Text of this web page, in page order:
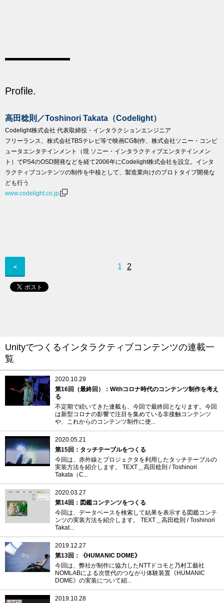
Profile.
高田稔則／Toshinori Takata（Codelight）
Codelight株式会社 代表取締役・インタラクションエンジニア
フリーランス、株式会社TBSテレビ等で映画CG制作、株式会社ソニー・コンピ
ュータエンタテインメント（現 ソニー・インタラクティブエンタテインメン
ト）でPS4のOSD開発などを経て2006年にCodelight株式会社を設立。インタ
ラクティブコンテンツの制作を中核として、製造業向けのプロトタイプ開発な
ども行う
www.codelight.co.jp
＜ 1 2
Unityでつくるインタラクティブコンテンツの連載一
覧
2020.10.29
第16回（最終回）：Withコロナ時代のコンテンツ制作を考え
る
不定期で続いてきた連載も、今回で最終回となります。今回
は新型コロナの影響で注目を集めている非接触コンテンツ
や、これからのコンテンツ制作に使...
2020.05.21
第15回：タッチテーブルをつくる
今回は、赤外線とプロジェクタを利用したタッチテーブルの
実装方法を紹介します。 TEXT＿高田稔則 / Toshinori
Takata（C...
2020.03.27
第14回：図鑑コンテンツをつくる
今回は、データベースを検索して結果を表示する図鑑コンテ
ンツの実装方法を紹介します。 TEXT＿高田稔則 / Toshinori
Takat...
2019.12.27
第13回：《HUMANIC DOME》
今回は、弊社が制作に協力したNTTドコモと乃村工藝社
NOMLABによる次世代のつながり体験装置《HUMANIC
DOME》の実装について紹...
2019.10.28